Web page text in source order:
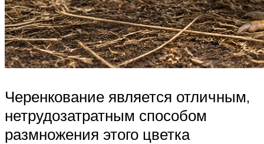
Черенкование является отличным,
нетрудозатратным способом
размножения этого цветка